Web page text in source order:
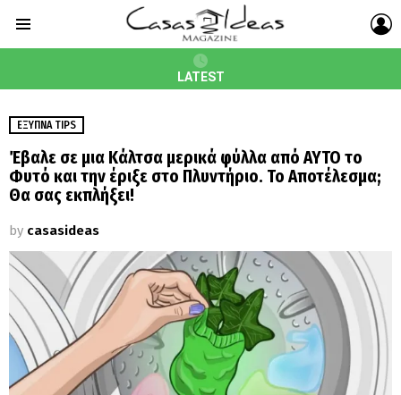
LATEST
ΈΞΥΠΝΑ TIPS
Έβαλε σε μια Κάλτσα μερικά φύλλα από ΑΥΤΟ το
Φυτό και την έριξε στο Πλυντήριο. Το Αποτέλεσμα;
Θα σας εκπλήξει!
by casasideas